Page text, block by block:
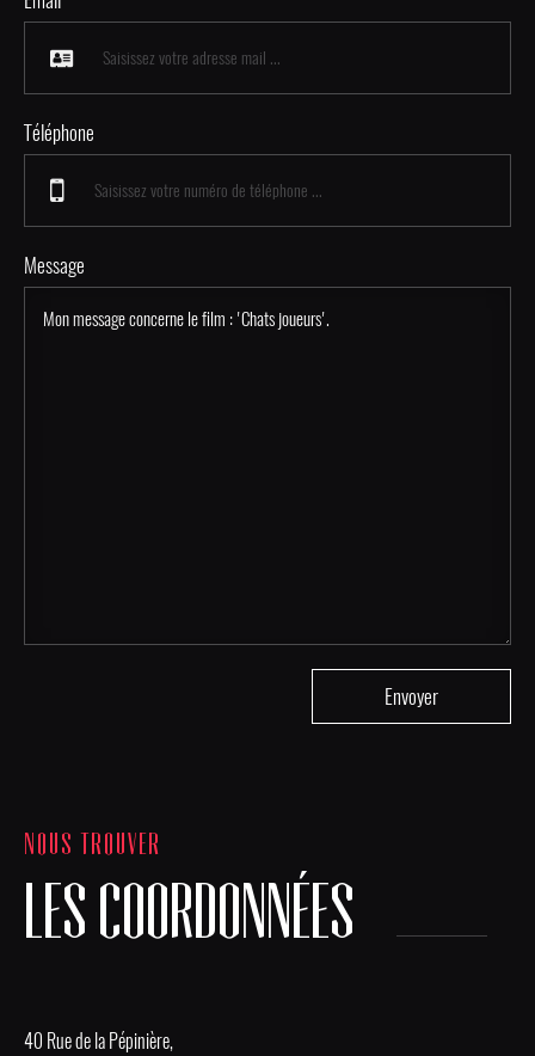
Téléphone
Message
NOUS TROUVER
LES COORDONNÉES
40 Rue de la Pépinière,